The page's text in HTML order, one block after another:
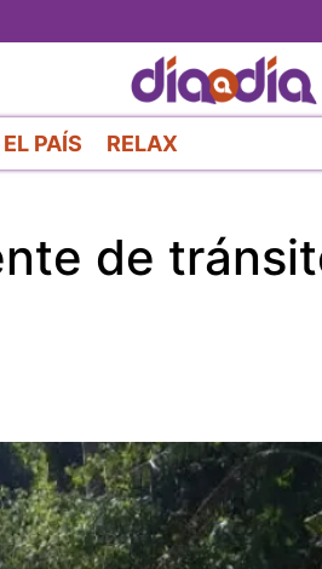
al
contenido
principal
EL PAÍS RELAX
de